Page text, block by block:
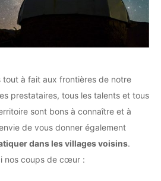
tout à fait aux frontières de notre
prestataires, tous les talents et tous
sont bons à connaître et à
de vous donner également
dans les villages voisins.
nos coups de cœur :